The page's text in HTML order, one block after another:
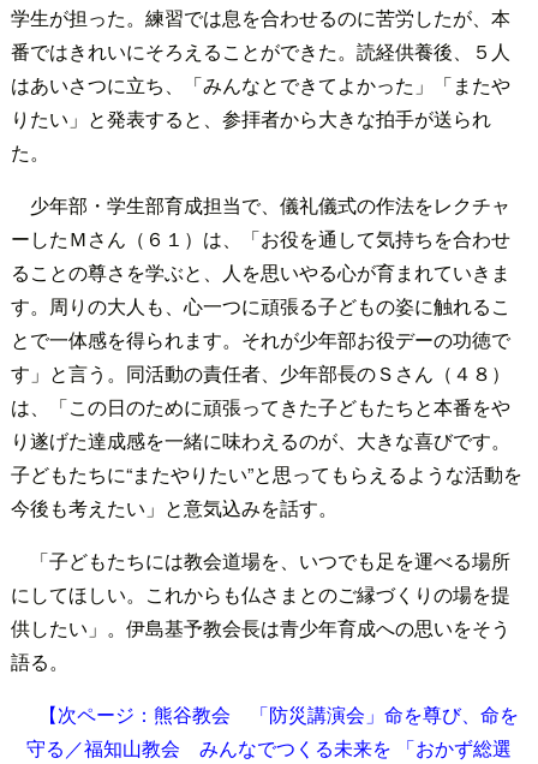
学生が担った。練習では息を合わせるのに苦労したが、本
番ではきれいにそろえることができた。読経供養後、５人
はあいさつに立ち、「みんなとできてよかった」「またや
りたい」と発表すると、参拝者から大きな拍手が送られ
た。
少年部・学生部育成担当で、儀礼儀式の作法をレクチャ
ーしたＭさん（６１）は、「お役を通して気持ちを合わせ
ることの尊さを学ぶと、人を思いやる心が育まれていきま
す。周りの大人も、心一つに頑張る子どもの姿に触れるこ
とで一体感を得られます。それが少年部お役デーの功徳で
す」と言う。同活動の責任者、少年部長のＳさん（４８）
は、「この日のために頑張ってきた子どもたちと本番をや
り遂げた達成感を一緒に味わえるのが、大きな喜びです。
子どもたちに“またやりたい”と思ってもらえるような活動を
今後も考えたい」と意気込みを話す。
「子どもたちには教会道場を、いつでも足を運べる場所
にしてほしい。これからも仏さまとのご縁づくりの場を提
供したい」。伊島基予教会長は青少年育成への思いをそう
語る。
【次ページ：熊谷教会 「防災講演会」命を尊び、命を
守る／福知山教会 みんなでつくる未来を 「おかず総選